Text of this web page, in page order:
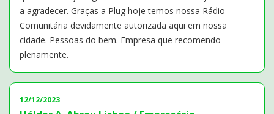
a agradecer. Graças a Plug hoje temos nossa Rádio
Comunitária devidamente autorizada aqui em nossa
cidade. Pessoas do bem. Empresa que recomendo
plenamente.
12/12/2023